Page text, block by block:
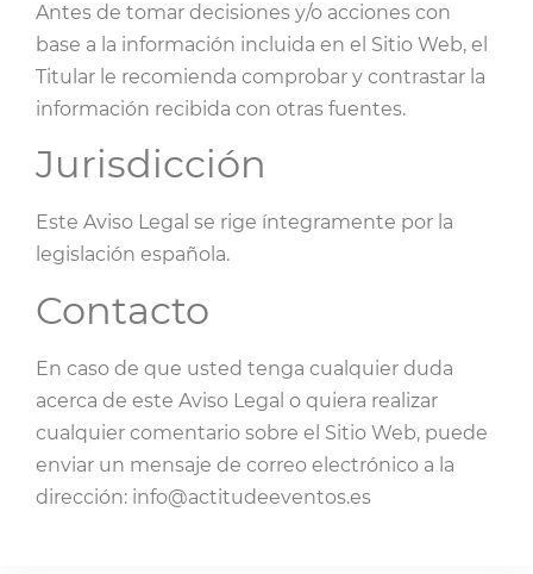
Antes de tomar decisiones y/o acciones con
base a la información incluida en el Sitio Web, el
Titular le recomienda comprobar y contrastar la
información recibida con otras fuentes.
Jurisdicción
Este Aviso Legal se rige íntegramente por la
legislación española.
Contacto
En caso de que usted tenga cualquier duda
acerca de este Aviso Legal o quiera realizar
cualquier comentario sobre el Sitio Web, puede
enviar un mensaje de correo electrónico a la
dirección: info@actitudeeventos.es